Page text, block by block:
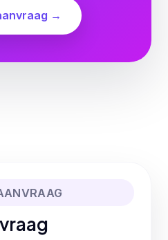
→